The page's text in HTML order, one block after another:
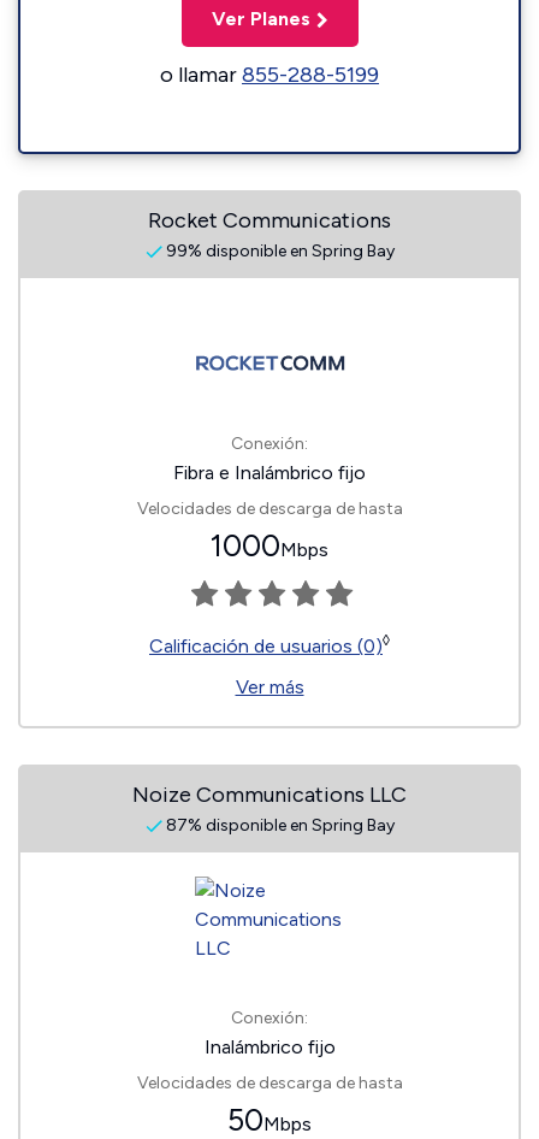
Ver Planes
o llamar855-288-5199
Rocket Communications
99% disponible en Spring Bay
Conexión:
Fibra e Inalámbrico fijo
Velocidades de descarga de hasta
1000Mbps
Calificación de usuarios (0)◊
Ver más
Noize Communications LLC
87% disponible en Spring Bay
Conexión:
Inalámbrico fijo
Velocidades de descarga de hasta
50Mbps